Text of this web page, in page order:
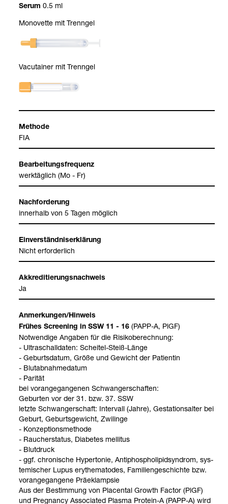
Serum 0.5 ml
Mono­vette mit Trenn­gel
Vacu­tai­ner mit Trenn­gel
Methode
FIA
Bear­bei­tungs­fre­quenz
werk­täg­lich (Mo - Fr)
Nach­for­de­rung
inner­halb von 5 Tagen mög­lich
Ein­ver­ständ­nis­er­klä­rung
Nicht erfor­der­lich
Akkre­di­tie­rungs­nach­weis
Ja
Anmer­kun­gen/Hin­weis
Frü­hes Scree­ning in SSW 11 - 16(PAPP-​A, PlGF)
Not­wen­dige Anga­ben für die Risi­ko­be­rech­nung:
- Ultra­schall­da­ten: Schei­tel-​Steiß-​Länge
- Geburts­da­tum, Größe und Gewicht der Pati­en­tin
- Blut­ab­nah­me­da­tum
- Pari­tät
bei vor­an­ge­gan­ge­nen Schwan­ger­schaf­ten:
Gebur­ten vor der 31. bzw. 37. SSW
letzte Schwan­ger­schaft: Inter­vall (Jahre), Gesta­ti­ons­al­ter bei
Geburt, Geburts­ge­wicht, Zwi­linge
- Kon­zep­ti­ons­me­thode
- Rau­cher­sta­tus, Dia­be­tes mel­li­tus
- Blut­druck
- ggf. chro­ni­sche Hyper­to­nie, Anti­phos­pho­li­pid­syn­drom, sys­
te­mi­scher Lupus ery­the­ma­to­des, Fami­li­en­ge­schichte bzw.
vor­an­ge­gan­gene Prä­ek­lamp­sie
Aus der Bestim­mung von Pla­cen­tal Growth Fac­tor (PlGF)
und Pregnancy Asso­cia­ted Plasma Pro­tein-​A (PAPP-​A) wird